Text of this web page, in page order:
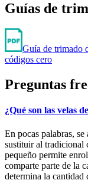
Guías de
Guía de trimado
códigos cero
Preguntas
¿Qué son las velas
En pocas palabras,
sustituir al tradicional
pequeño permite
comparte parte de la
determina la cantidad